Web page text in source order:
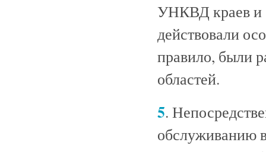
УНКВД краев и
действовали
правило, были
областей.
5.
обслуживанию